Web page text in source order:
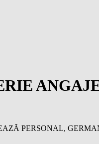
PERSONAL,